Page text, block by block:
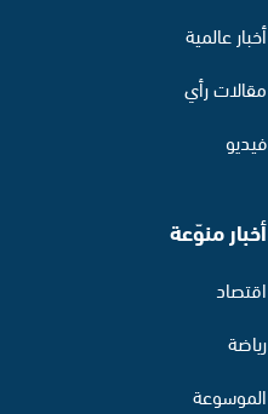
أخبار عالمية
مقالات رأي
فيديو
أخبار منوّعة
اقتصاد
رياضة
الموسوعة